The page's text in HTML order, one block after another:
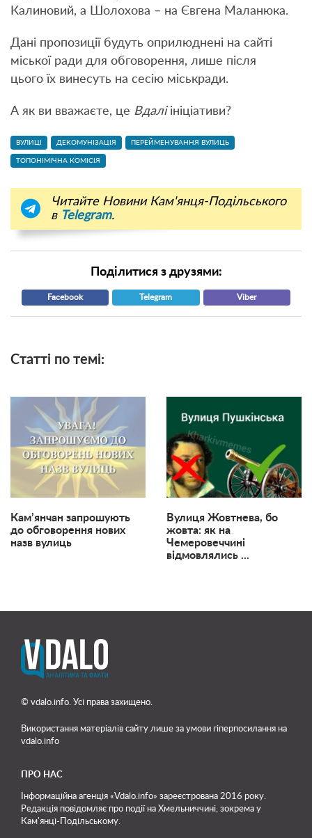
Калиновий, а Шолохова – на Євгена Маланюка.
Дані пропозиції будуть оприлюднені на сайті
міської ради для обговорення, лише після
цього їх винесуть на сесію міськради.
А як ви вважаєте, це Вдаліініціативи?
ВУЛИЦІ ДЕКОМУНІЗАЦІЯ ПЕРЕЙМЕНУВАННЯ ВУЛИЦЬ
ТОПОНІМІЧНА КОМІСІЯ
Читайте Новини Кам'янця-Подільського
в Telegram.
Поділитися з друзями:
Facebook Telegram Viber
Статті по темі:
Кам’янчан запрошують
до обговорення нових
назв вулиць
Вулиця Жовтнева, бо
жовта: як на
Чемеровеччині
відмовлялись ...
© vdalo.info. Усі права захищено.
Використання матеріалів сайту лише за умови гіперпосилання на
vdalo.info
ПРО НАС
Інформаційна агенція «Vdalo.info» зареєстрована 2016 року.
Редакція повідомляє про події на Хмельниччині, зокрема у
Кам'янці-Подільському.